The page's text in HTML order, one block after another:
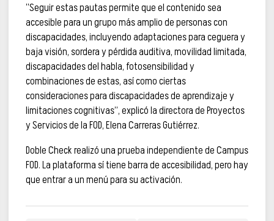
“Seguir estas pautas permite que el contenido sea
accesible para un grupo más amplio de personas con
discapacidades, incluyendo adaptaciones para ceguera y
baja visión, sordera y pérdida auditiva, movilidad limitada,
discapacidades del habla, fotosensibilidad y
combinaciones de estas, así como ciertas
consideraciones para discapacidades de aprendizaje y
limitaciones cognitivas”, explicó la directora de Proyectos
y Servicios de la FOD, Elena Carreras Gutiérrez.
Doble Check realizó una prueba independiente de Campus
FOD. La plataforma sí tiene barra de accesibilidad, pero hay
que entrar a un menú para su activación.